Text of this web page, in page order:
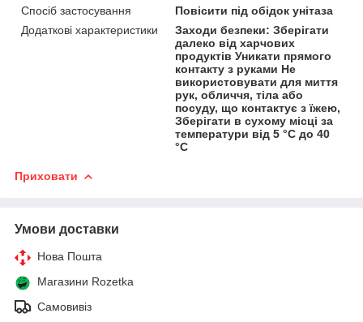
Спосіб застосування
Повісити під обідок унітаза
Додаткові характеристики
Заходи безпеки: Зберігати
далеко від харчових
продуктів Уникати прямого
контакту з руками Не
використовувати для миття
рук, обличчя, тіла або
посуду, що контактує з їжею,
Зберігати в сухому місці за
температури від 5 °C до 40
°C
Приховати
Умови доставки
Нова Пошта
Магазини Rozetka
Самовивіз